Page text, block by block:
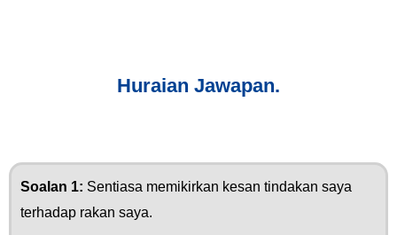
Huraian Jawapan.
Soalan 1: Sentiasa memikirkan kesan tindakan saya
terhadap rakan saya.